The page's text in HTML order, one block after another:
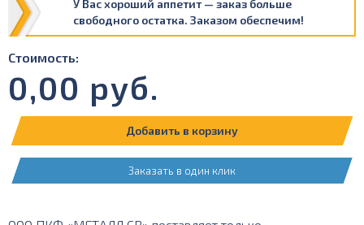
У Вас хороший аппетит — заказ больше
свободного остатка. Заказом обеспечим!
Стоимость:
0,00 руб.
Добавить в корзину
Заказать в один клик